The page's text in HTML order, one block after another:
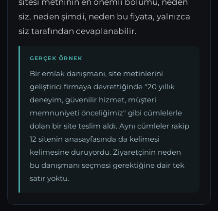
sitesi metninin en önemli bölümü, neden
siz, neden şimdi, neden bu fiyata, yalnızca
siz tarafından cevaplanabilir.
GERÇEK ÖRNEK
Bir emlak danışmanı, site metinlerini
geliştirici firmaya devrettiğinde "20 yıllık
deneyim, güvenilir hizmet, müşteri
memnuniyeti önceliğimiz" gibi cümlelerle
dolan bir site teslim aldı. Aynı cümleler rakip
12 sitenin anasayfasında da kelimesi
kelimesine duruyordu. Ziyaretçinin neden
bu danışmanı seçmesi gerektiğine dair tek
satır yoktu.